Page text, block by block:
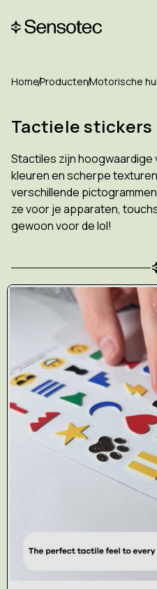
HomeProductenMotorische
Tactiele stickers
Stactiles zijn
kleuren en scherpe
verschillende
ze voor je apparaten,
gewoon voor de lol!